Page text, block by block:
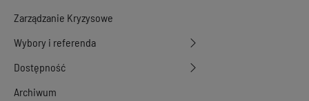
Zarządzanie Kryzysowe
Wybory i referenda
Dostępność
Archiwum